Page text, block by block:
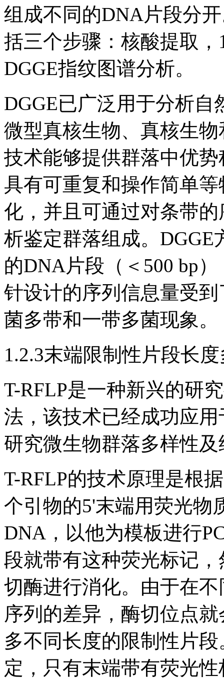
组成不同的DNA片段分
括三个步骤：核酸提取，
DGGE指纹图谱分析。
DGGE已广泛用于分析
微型真核生物、真核生
技术能够提供群落中优
具有可重复和操作简单
化，并且可通过对条带
析鉴定群落组成。
的DNA片段（＜500 bp
针设计的序列信息量受
菌多带和一带多菌现象。
1.2.3末端限制性片段长
T-RFLP是一种新兴的研
法，该技术已经成功应
研究微生物群落多样性
T-RFLP的技术原理是根
个引物的5'末端用荧光物
DNA，以他为模板进行
段就带有这种荧光标记
切酶进行消化。由于在
序列的差异，酶切位点
多不同长度的限制性片
定，只有末端带有荧光